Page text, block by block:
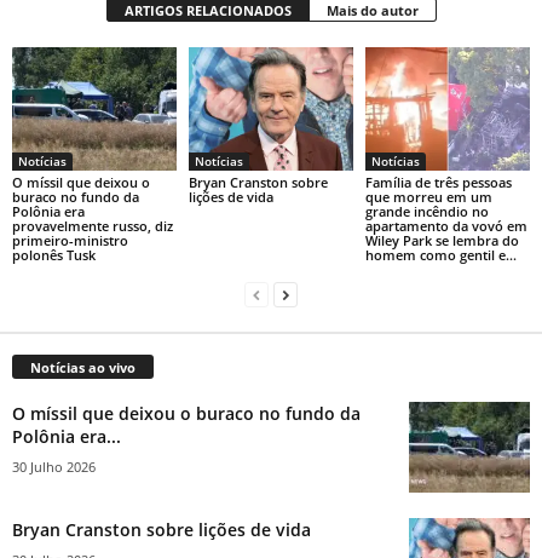
ARTIGOS RELACIONADOS Mais do autor
Notícias
O míssil que deixou o
buraco no fundo da
Polônia era
provavelmente russo, diz
primeiro-ministro
polonês Tusk
Notícias
Bryan Cranston sobre
lições de vida
Notícias
Família de três pessoas
que morreu em um
grande incêndio no
apartamento da vovó em
Wiley Park se lembra do
homem como gentil e...
Notícias ao vivo
O míssil que deixou o buraco no fundo da
Polônia era...
30 Julho 2026
Bryan Cranston sobre lições de vida